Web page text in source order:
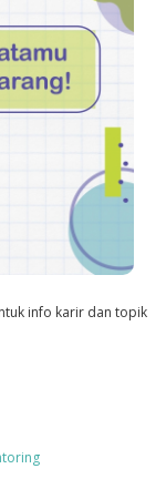
info karir dan topik